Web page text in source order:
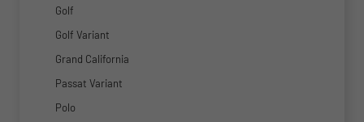
Golf
Golf Variant
Grand California
Passat Variant
Polo